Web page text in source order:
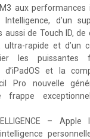
aux performances
d’un
aussi de Touch ID,
ultra-rapide et d’un
les puissantes
d’iPadOS et la
Pro nouvelle
frappe
–